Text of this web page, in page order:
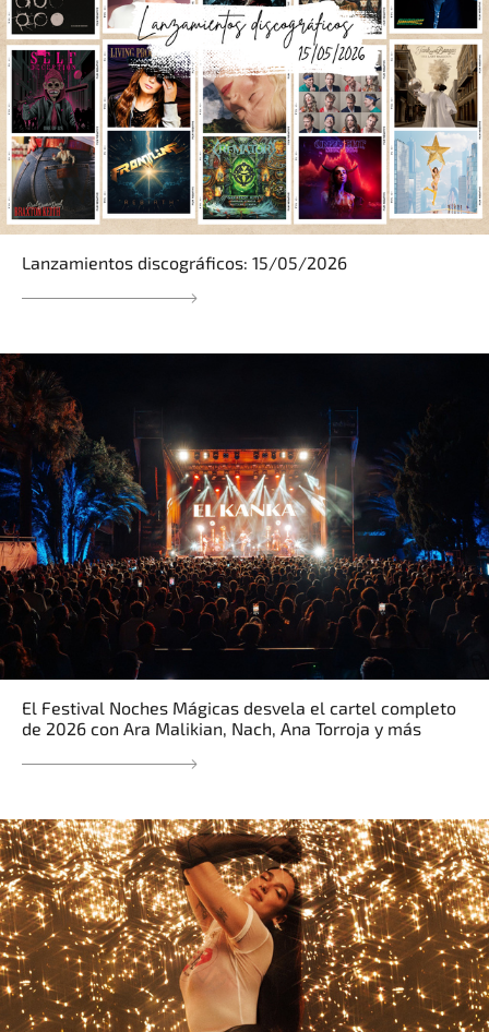
Lanzamientos discográficos: 15/05/2026
El Festival Noches Mágicas desvela el cartel completo
de 2026 con Ara Malikian, Nach, Ana Torroja y más